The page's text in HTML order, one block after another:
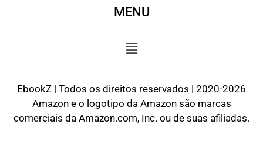
MENU
EbookZ | Todos os direitos reservados | 2020-2026
Amazon e o logotipo da Amazon são marcas
comerciais da Amazon.com, Inc. ou de suas afiliadas.